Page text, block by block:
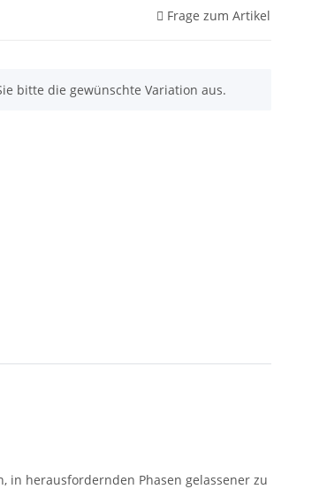
Frage zum Artikel
bitte die gewünschte Variation aus.
in herausfordernden Phasen gelassener zu